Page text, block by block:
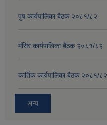
पुष कार्यपालिका बैठक २०८१/८२
मंसिर कार्यपालिका बैठक २०८१/८२
कार्तिक कार्यपालिका बैठक २०८१/८२
अन्य